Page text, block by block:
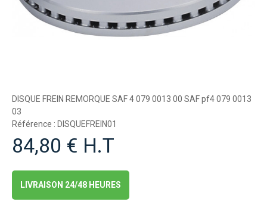
DISQUE FREIN REMORQUE SAF 4 079 0013 00 SAF pf4 079 0013
03
Référence : DISQUEFREIN01
84,80 € H.T
LIVRAISON 24/48 HEURES